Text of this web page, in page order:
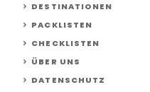
DESTINATIONEN
PACKLISTEN
CHECKLISTEN
ÜBER UNS
DATENSCHUTZ